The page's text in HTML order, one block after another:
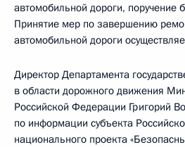
автомобильной дороги, поручение
Принятие мер по завершению
автомобильной дороги
Директор Департамента
в области дорожного движения
Российской Федерации Григорий
по информации субъекта
национального проекта